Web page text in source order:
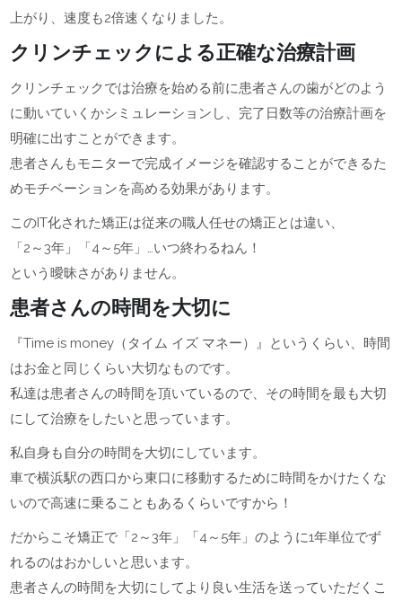
上がり、速度も2倍速くなりました。
クリンチェックによる正確な治療計画
クリンチェックでは治療を始める前に患者さんの歯がどのよう
に動いていくかシミュレーションし、完了日数等の治療計画を
明確に出すことができます。
患者さんもモニターで完成イメージを確認することができるた
めモチベーションを高める効果があります。
このIT化された矯正は従来の職人任せの矯正とは違い、
「2～3年」「4～5年」…いつ終わるねん！
という曖昧さがありません。
患者さんの時間を大切に
『Time is money（タイム イズ マネー）』というくらい、時間
はお金と同じくらい大切なものです。
私達は患者さんの時間を頂いているので、その時間を最も大切
にして治療をしたいと思っています。
私自身も自分の時間を大切にしています。
車で横浜駅の西口から東口に移動するために時間をかけたくな
いので高速に乗ることもあるくらいですから！
だからこそ矯正で「2～3年」「4～5年」のように1年単位でず
れるのはおかしいと思います。
患者さんの時間を大切にしてより良い生活を送っていただくこ